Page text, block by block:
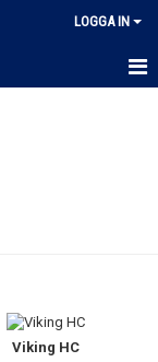
LOGGA IN
Viking HC